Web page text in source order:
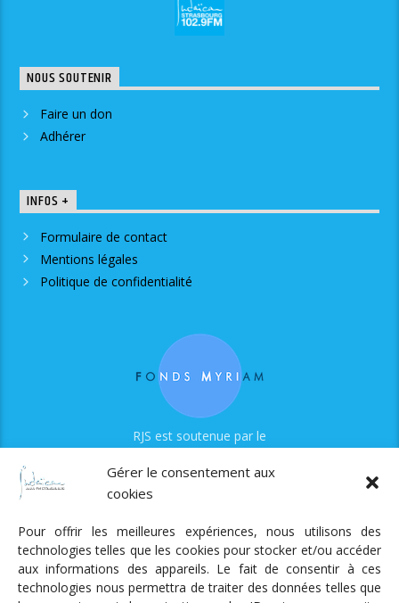
Gérer le consentement aux
cookies
Pour offrir les meilleures expériences, nous utilisons des
technologies telles que les cookies pour stocker et/ou accéder
aux informations des appareils. Le fait de consentir à ces
technologies nous permettra de traiter des données telles que
NOUS SOUTENIR
Faire un don
Adhérer
INFOS +
Formulaire de contact
Mentions légales
Politique de confidentialité
RJS est soutenue par le